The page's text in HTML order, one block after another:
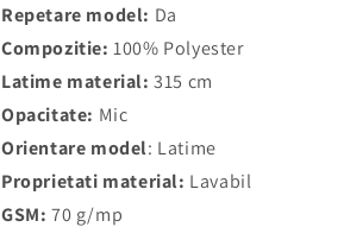
Repetare model: Da
Compozitie: 100% Polyester
Latime material: 315 cm
Opacitate: Mic
Orientare model: Latime
Proprietati material: Lavabil
GSM: 70 g/mp